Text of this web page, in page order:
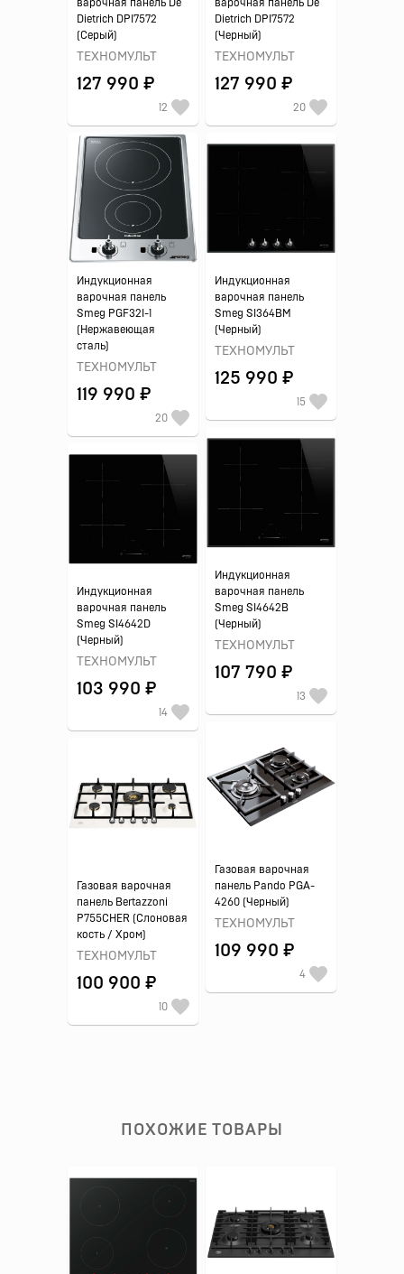
варочная панель De
Dietrich DPI7572
(Серый)
ТЕХНОМУЛЬТ
127 990 ₽
12
варочная панель De
Dietrich DPI7572
(Черный)
ТЕХНОМУЛЬТ
127 990 ₽
20
Индукционная
варочная панель
Smeg PGF32I-1
(Нержавеющая
сталь)
ТЕХНОМУЛЬТ
119 990 ₽
20
Индукционная
варочная панель
Smeg SI364BM
(Черный)
ТЕХНОМУЛЬТ
125 990 ₽
15
Индукционная
варочная панель
Smeg SI4642B
(Черный)
ТЕХНОМУЛЬТ
107 790 ₽
13
Индукционная
варочная панель
Smeg SI4642D
(Черный)
ТЕХНОМУЛЬТ
103 990 ₽
14
Газовая варочная
панель Pando PGA-
4260 (Черный)
ТЕХНОМУЛЬТ
109 990 ₽
4
Газовая варочная
панель Bertazzoni
P755CHER (Слоновая
кость / Хром)
ТЕХНОМУЛЬТ
100 900 ₽
10
ПОХОЖИЕ ТОВАРЫ